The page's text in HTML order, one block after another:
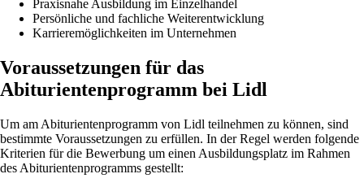
Praxisnahe Ausbildung im Einzelhandel
Persönliche und fachliche Weiterentwicklung
Karrieremöglichkeiten im Unternehmen
Voraussetzungen für das
Abiturientenprogramm bei Lidl
Um am Abiturientenprogramm von Lidl teilnehmen zu können, sind
bestimmte Voraussetzungen zu erfüllen. In der Regel werden folgende
Kriterien für die Bewerbung um einen Ausbildungsplatz im Rahmen
des Abiturientenprogramms gestellt: